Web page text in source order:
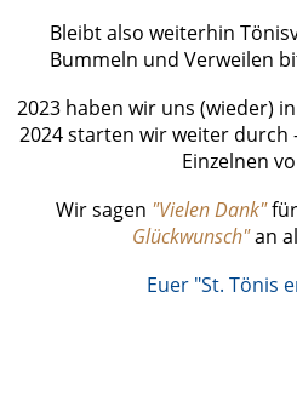
Bleibt also weiterhin
Bummeln und Verweilen
2023 haben wir uns (wieder)
2024 starten wir weiter durch
Einzelnen
Wir sagen "Vielen Dank"
Glückwunsch"an
Euer "St. Tönis